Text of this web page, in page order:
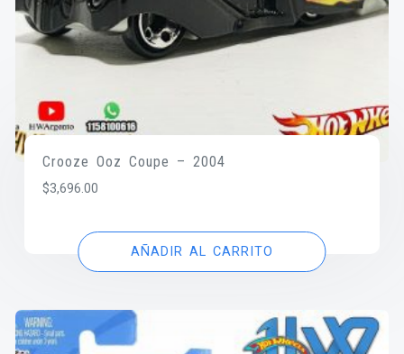
Crooze Ooz Coupe – 2004
$3,696.00
AÑADIR AL CARRITO